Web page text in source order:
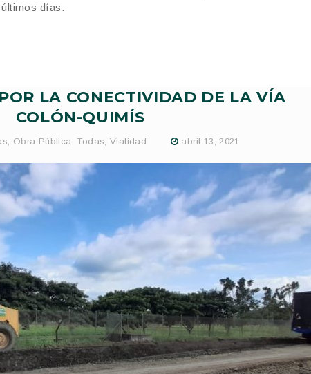
días.
LA CONECTIVIDAD DE LA VÍA
COLÓN-QUIMÍS
, Obra Pública, Todas,Vialidad abril 13, 2021